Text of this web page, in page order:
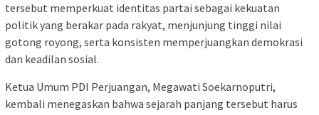
tersebut memperkuat identitas partai sebagai kekuatan
politik yang berakar pada rakyat, menjunjung tinggi nilai
gotong royong, serta konsisten memperjuangkan demokrasi
dan keadilan sosial.
Ketua Umum PDI Perjuangan, Megawati Soekarnoputri,
kembali menegaskan bahwa sejarah panjang tersebut harus